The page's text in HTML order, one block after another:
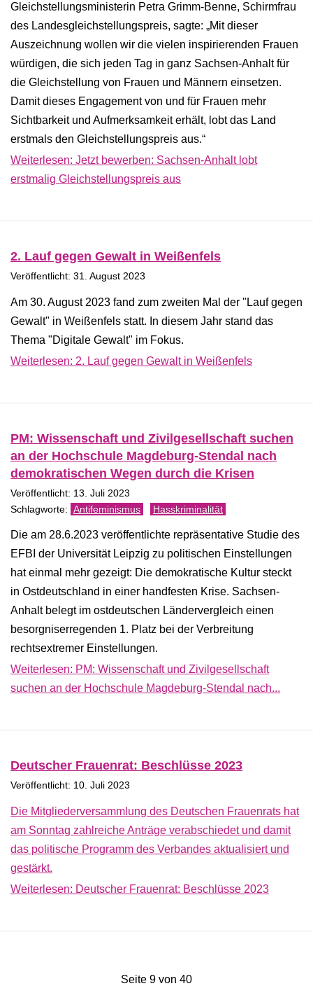
Gleichstellungsministerin Petra Grimm-Benne, Schirmfrau
des Landesgleichstellungspreis, sagte: „Mit dieser
Auszeichnung wollen wir die vielen inspirierenden Frauen
würdigen, die sich jeden Tag in ganz Sachsen-Anhalt für
die Gleichstellung von Frauen und Männern einsetzen.
Damit dieses Engagement von und für Frauen mehr
Sichtbarkeit und Aufmerksamkeit erhält, lobt das Land
erstmals den Gleichstellungspreis aus.“
Weiterlesen: Jetzt bewerben: Sachsen-Anhalt lobt
erstmalig Gleichstellungspreis aus
2. Lauf gegen Gewalt in Weißenfels
Veröffentlicht: 31. August 2023
Am 30. August 2023 fand zum zweiten Mal der "Lauf gegen
Gewalt" in Weißenfels statt. In diesem Jahr stand das
Thema "Digitale Gewalt" im Fokus.
Weiterlesen: 2. Lauf gegen Gewalt in Weißenfels
PM: Wissenschaft und Zivilgesellschaft suchen
an der Hochschule Magdeburg-Stendal nach
demokratischen Wegen durch die Krisen
Veröffentlicht: 13. Juli 2023
Antifeminismus Hasskriminalität
Die am 28.6.2023 veröffentlichte repräsentative Studie des
EFBI der Universität Leipzig zu politischen Einstellungen
hat einmal mehr gezeigt: Die demokratische Kultur steckt
in Ostdeutschland in einer handfesten Krise. Sachsen-
Anhalt belegt im ostdeutschen Ländervergleich einen
besorgniserregenden 1. Platz bei der Verbreitung
rechtsextremer Einstellungen.
Weiterlesen: PM: Wissenschaft und Zivilgesellschaft
suchen an der Hochschule Magdeburg-Stendal nach...
Deutscher Frauenrat: Beschlüsse 2023
Veröffentlicht: 10. Juli 2023
Die Mitgliederversammlung des Deutschen Frauenrats hat
am Sonntag zahlreiche Anträge verabschiedet und damit
das politische Programm des Verbandes aktualisiert und
gestärkt.
Weiterlesen: Deutscher Frauenrat: Beschlüsse 2023
Seite 9 von 40